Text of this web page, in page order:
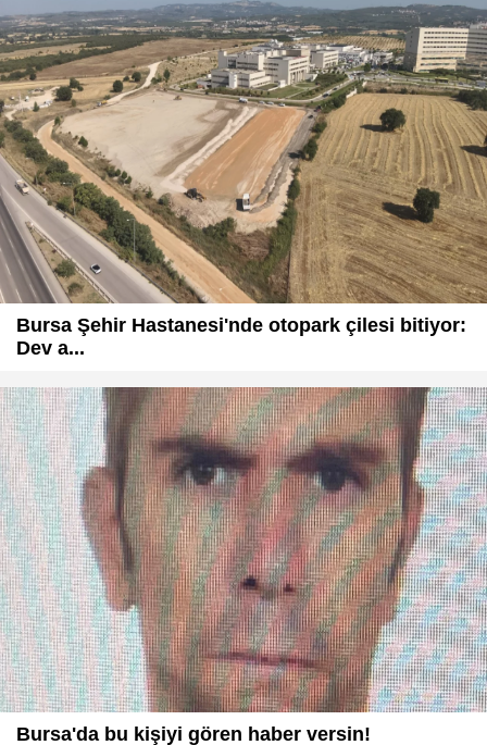
Bursa Şehir Hastanesi'nde otopark çilesi bitiyor:
Dev a...
Bursa'da bu kişiyi gören haber versin!